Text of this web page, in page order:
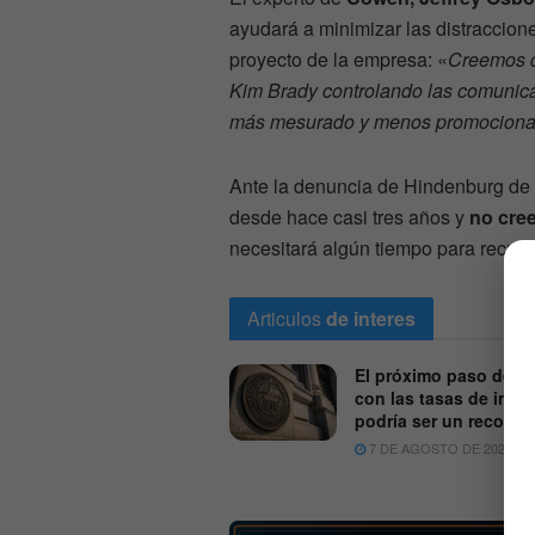
ayudará a minimizar las
proyecto de la empresa: «Creemos
Kim Brady controlando las
más mesurado y menos
Ante la denuncia de Hindenburg
desde hace casi tres años y no
necesitará algún tiempo para
Articulosde interes
El próximo paso de la
con las tasas de
podría ser un recorte
7 DE AGOSTO DE 2026